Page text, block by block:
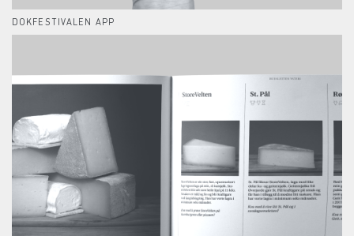
DOKFESTIVALEN APP